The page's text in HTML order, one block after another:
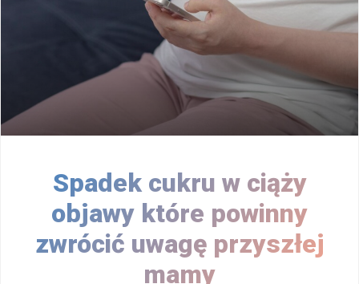
Spadek cukru w ciąży
objawy które powinny
zwrócić uwagę przyszłej
mamy